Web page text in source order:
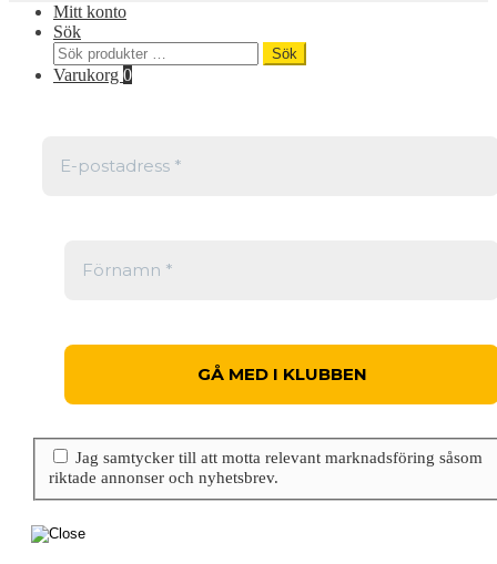
Mitt konto
Sök
Sök
efter:
Sök
Varukorg 0
riktade annonser och nyhetsbrev.